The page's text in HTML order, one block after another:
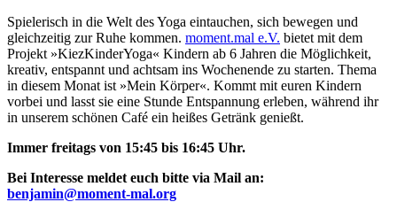
Spielerisch in die Welt des Yoga eintauchen, sich bewegen und
gleichzeitig zur Ruhe kommen. moment.mal e.V. bietet mit dem
Projekt »KiezKinderYoga« Kindern ab 6 Jahren die Möglichkeit,
kreativ, entspannt und achtsam ins Wochenende zu starten. Thema
in diesem Monat ist »Mein Körper«. Kommt mit euren Kindern
vorbei und lasst sie eine Stunde Entspannung erleben, während ihr
in unserem schönen Café ein heißes Getränk genießt.
Immer freitags von 15:45 bis 16:45 Uhr.
Bei Interesse meldet euch bitte via Mail an:
benjamin@moment-mal.org